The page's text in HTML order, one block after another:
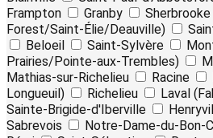
Frampton
Granby
Forest/Saint-Élie/Deauville)
Beloeil
Saint-Sylvère
Prairies/Pointe-aux-Trembles)
Mathias-sur-Richelieu
Racine
Longueuil)
Richelieu Laval
Sainte-Brigide-d'Iberville
Sabrevois
Notre-Dame-du-Bon-